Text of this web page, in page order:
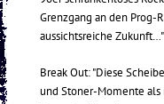
Grenzgang an den Prog-
aussichtsreiche Zukunft…"
Break Out: "Diese
und Stoner-Momente